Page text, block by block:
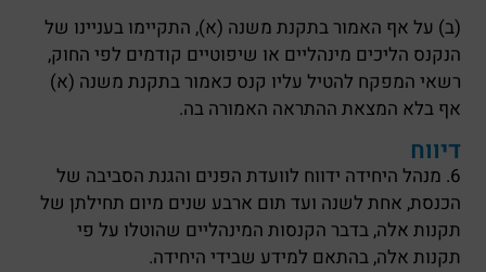
(ב) על אף האמור בתקנת משנה (א), התקיימו בעניינו של
הנקנס הליכים מינהליים או שיפוטיים קודמים לפי החוק,
רשאי המפקח להטיל עליו קנס כאמור בתקנת משנה (א)
אף בלא המצאת ההתראה האמורה בה.
דיווח
6. מנהל היחידה ידווח לוועדת הפנים והגנת הסביבה של
הכנסת, אחת לשנה ועד תום ארבע שנים מיום תחילתן של
תקנות אלה, בדבר הקנסות המינהליים שהוטלו על פי
תקנות אלה, בהתאם למידע שבידי היחידה.